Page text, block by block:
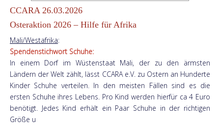
CCARA 26.03.2026
Osteraktion 2026 – Hilfe für Afrika
Mali/Westafrika:
Spendenstichwort Schuhe:
In einem Dorf im Wüstenstaat Mali, der zu den ärmsten
Ländern der Welt zählt, lässt CCARA e.V. zu Ostern an Hunderte
Kinder Schuhe verteilen. In den meisten Fällen sind es die
ersten Schuhe ihres Lebens. Pro Kind werden hierfür ca 4 Euro
benötigt. Jedes Kind erhält ein Paar Schuhe in der richtigen
Größe u